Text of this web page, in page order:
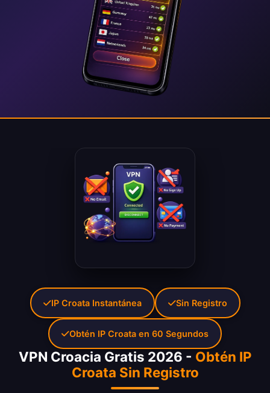
VPN Croacia Gratis 2026 - Obtén IP
Croata Sin Registro
IP Croata Instantánea Sin Registro
Obtén IP Croata en 60 Segundos